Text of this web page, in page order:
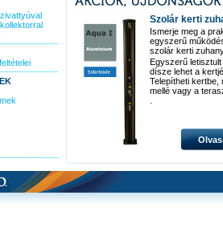
Szolár kerti
Ismerje meg a
egyszerű
szolár kerti
Egyszerű
dísze lehet a
Telepítheti kertbe,
mellé vagy a